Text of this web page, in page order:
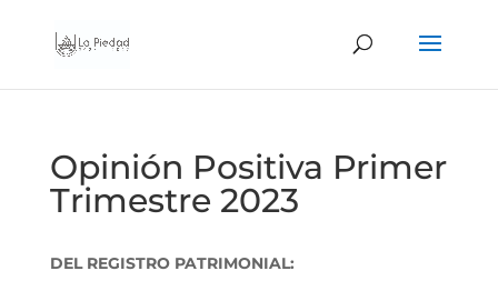
Opinión Positiva Primer
Trimestre 2023
DEL REGISTRO PATRIMONIAL: